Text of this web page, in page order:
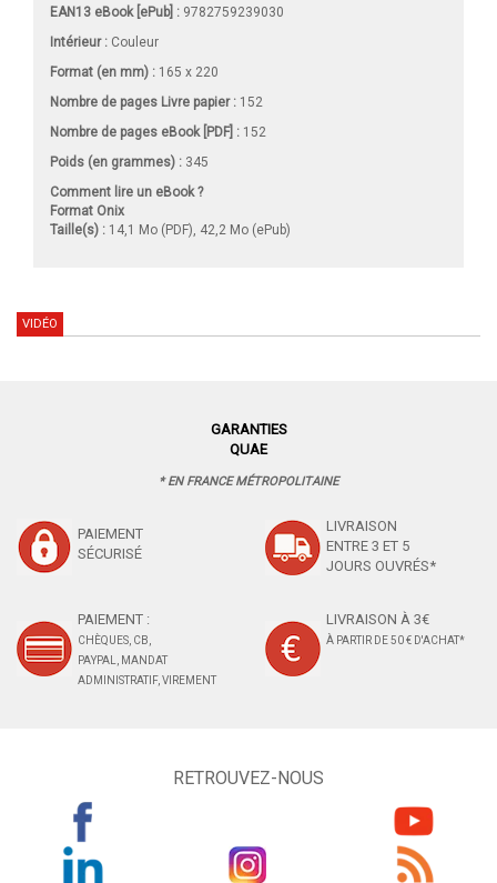
EAN13 eBook [ePub] : 9782759239030
Intérieur : Couleur
Format (en mm) : 165 x 220
Nombre de pages Livre papier: 152
Nombre de pages eBook [PDF] : 152
Poids (en grammes) : 345
Comment lire un eBook ?
Format Onix
Taille(s) : 14,1 Mo (PDF), 42,2 Mo (ePub)
VIDÉO
GARANTIES
QUAE
* EN FRANCE MÉTROPOLITAINE
PAIEMENT
SÉCURISÉ
LIVRAISON
ENTRE 3 ET 5
JOURS OUVRÉS*
PAIEMENT :
CHÈQUES, CB,
PAYPAL, MANDAT
ADMINISTRATIF, VIREMENT
LIVRAISON À 3€
À PARTIR DE 50 € D'ACHAT*
RETROUVEZ-NOUS